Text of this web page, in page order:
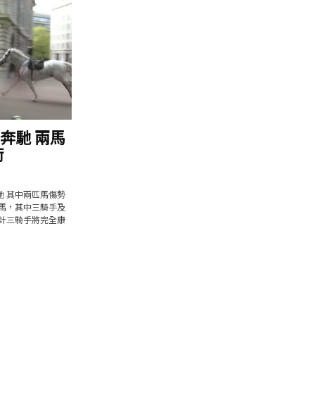
馳 兩馬
其中兩匹馬傷勢
，其中三騎手及
三騎手將完全康